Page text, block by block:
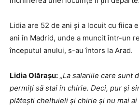
Lidia are 52 de ani și a locuit cu fiica
ani în Madrid, unde a muncit într-un
începutul anului, s-au întors la Arad.
Lidia Olărașu: „La salariile care sunt
permiți să stai în chirie. Deci, pur și
plătești cheltuieli și chirie și nu mai ai